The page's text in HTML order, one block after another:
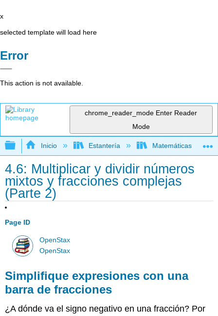
x
selected template will load here
Error
This action is not available.
chrome_reader_mode Enter Reader
Mode
Expandir/contraer jerarquía global
Inicio Estantería Matemáticas
4.6: Multiplicar y dividir números
mixtos y fracciones complejas
(Parte 2)
Page ID
OpenStax
OpenStax
Simplifique expresiones con una
barra de fracciones
¿A dónde va el signo negativo en una fracción? Por